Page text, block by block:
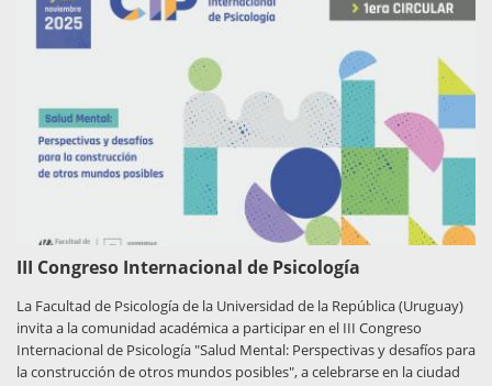
III Congreso Internacional de Psicología
La Facultad de Psicología de la Universidad de la República (Uruguay)
invita a la comunidad académica a participar en el III Congreso
Internacional de Psicología "Salud Mental: Perspectivas y desafíos para
la construcción de otros mundos posibles", a celebrarse en la ciudad